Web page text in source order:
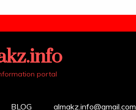
portal
BLOG almakz.info@gmail.com